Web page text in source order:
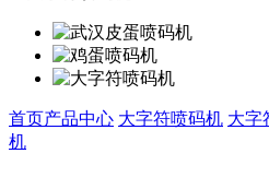
首页产品中心 大字符喷码机 大字
机